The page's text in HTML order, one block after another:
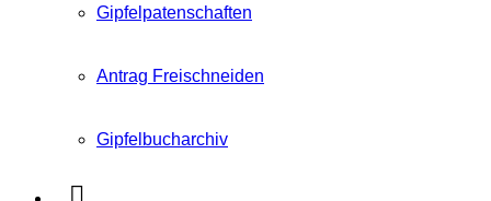
Gipfelpatenschaften
Antrag Freischneiden
Gipfelbucharchiv